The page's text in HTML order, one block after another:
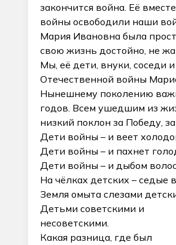
закончится война. Её
войны освободили наши
Мария Ивановна была
свою жизнь достойно, не
Мы, её дети, внуки, соседи
Отечественной войны
Нынешнему поколению
годов. Всем ушедшим из
низкий поклон за Победу,
Дети войны – и веет
Дети войны – и пахнет
Дети войны – и дыбом
На чёлках детских – седые
Земля омыта слезами
Детьми советскими и
несоветскими.
Какая разница, где был